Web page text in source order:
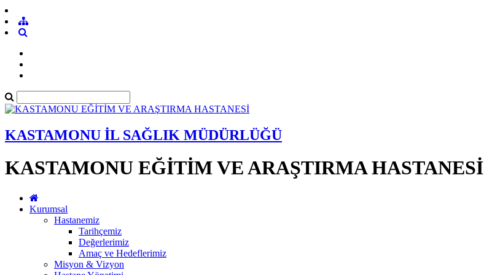
KASTAMONU İL SAĞLIK MÜDÜRLÜĞÜ
KASTAMONU EĞİTİM VE ARAŞTIRMA HASTANESİ
Kurumsal
Hastanemiz
Tarihçemiz
Değerlerimiz
Amaç ve Hedeflerimiz
Misyon & Vizyon